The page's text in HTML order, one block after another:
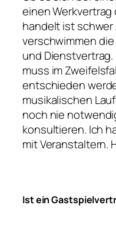
einen
handelt ist schwer
verschwimmen
und
muss im
entschieden
musikalischen
noch nie
konsultieren. Ich
mit Veranstaltern.
Ist ein